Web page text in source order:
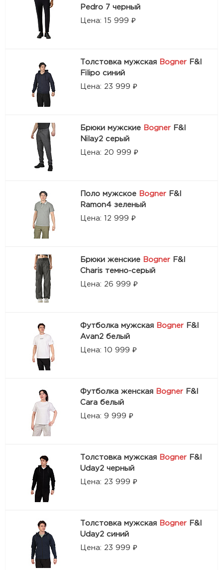
Pedro 7 черный
Цена: 15 999 ₽
Толстовка мужская Bogner F&I
Filipo синий
Цена: 23 999 ₽
Брюки мужские Bogner F&I
Nilay2 серый
Цена: 20 999 ₽
Поло мужское Bogner F&I
Ramon4 зеленый
Цена: 12 999 ₽
Брюки женские Bogner F&I
Charis темно-серый
Цена: 26 999 ₽
Футболка мужская Bogner F&I
Avan2 белый
Цена: 10 999 ₽
Футболка женская Bogner F&I
Cara белый
Цена: 9 999 ₽
Толстовка мужская Bogner F&I
Uday2 черный
Цена: 23 999 ₽
Толстовка мужская Bogner F&I
Uday2 синий
Цена: 23 999 ₽